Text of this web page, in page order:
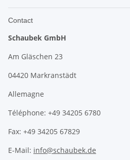
Contact
Schaubek GmbH
Am Gläschen 23
04420 Markranstädt
Allemagne
Téléphone: +49 34205 6780
Fax: +49 34205 67829
E-Mail: info@schaubek.de